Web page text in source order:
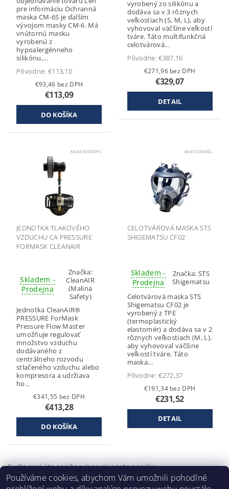
pre informáciu Ochranná
maska CM-6S je ďalším
vývojom masky CM-6. Má
vnútornú masku
vyrobenú z
hypoalergénneho
silikónu,...
Pôvodne: €113,10
€93,46 bez DPH
€113,09
vyrobený zo silikónu a
dodáva sa v 3 rôznych
veľkostiach (S, M, L), aby
vyhovoval väčšine veľkostí
tváre. Táto multifunkčná
celotvárová...
Pôvodne:€387,16
€271,96 bez DPH
€329,07
DETAIL
Kód:650000PC
JEDNOTKA TLAKOVÉHO
VZDUCHU CA PRESSURE
FORMASK CLEANAIR
Skladem -
Prodejna
Značka:
CleanAIR
(Malina
Safety)
Jednotka CleanAIR®
PRESSURE ForMask
Pressure Flow Master
umožňuje regulovať
množstvo vzduchu
dodávaného z
centrálneho rozvodu
stlačeného vzduchu alebo
kompresora a udržiava
ho...
€341,55 bez DPH
€413,28
Kód:720600L
CELOTVÁROVÁ MASKA STS
SHIGEMATSU CF02
Skladem -
Prodejna
Značka:STS
Shigematsu
Celotvárová maska STS
Shigematsu CF02 je
vyrobený z TPE
(termoplastický
elastomér) a dodáva sa v 2
rôznych veľkostiach (M, L),
aby vyhovoval väčšine
veľkostí tváre. Táto
maska...
Pôvodne:€272,37
€191,34 bez DPH
€231,52
DETAIL
Buďte prvý, kto napíše príspevok k tejto položke.
Pridať komentár
Používáme cookies, abychom Vám umožnili pohodlné